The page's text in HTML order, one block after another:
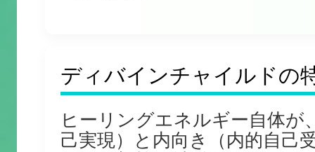
ディバインチャイルドの
ヒーリングエネルギー自体が
己実現）と内向き（内的自己